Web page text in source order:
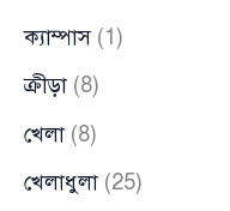
ক্যাম্পাস(1)
ক্রীড়া (8)
খেলা (8)
খেলাধুলা (25)